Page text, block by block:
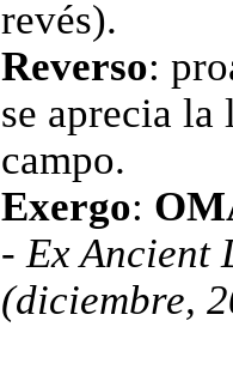
revés).
Reverso:
se aprecia
campo.
Exergo:
- Ex Ancient
(diciembre,